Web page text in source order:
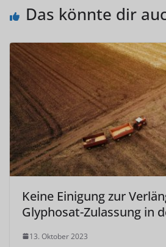
Das könnte dir
Keine Einigung zur
Glyphosat-Zulassung in
13. Oktober 2023